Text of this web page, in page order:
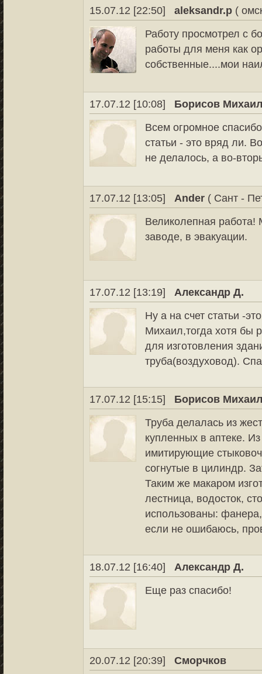
15.07.12 [22:50] aleksandr.p (
Работу просмотрел с
работы для меня как
собственные....мои
17.07.12 [10:08]
Борисов
Всем огромное
статьи - это вряд ли.
не делалось, а во-
17.07.12 [13:05] Ander ( Сант -
Великолепная работа!
заводе, в эвакуации.
17.07.12 [13:19]
Александр Д.
Ну а на счет статьи -
Михаил,тогда хотя бы
для изготовления
труба(воздуховод).
17.07.12 [15:15]
Борисов
Труба делалась из
купленных в аптеке.
имитирующие
согнутые в цилиндр.
Таким же макаром
лестница, водосток,
использованы:
если не ошибаюсь,
18.07.12 [16:40]
Александр Д.
Еще раз спасибо!
20.07.12 [20:39]
Сморчков